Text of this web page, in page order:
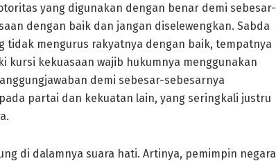
yang digunakan dengan benar demi sebesar-
dengan baik dan jangan diselewengkan. Sabda
tidak mengurus rakyatnya dengan baik, tempatnya
kursi kekuasaan wajib hukumnya menggunakan
demi sebesar-sebesarnya
partai dan kekuatan lain, yang seringkali justru
di dalamnya suara hati. Artinya, pemimpin negara